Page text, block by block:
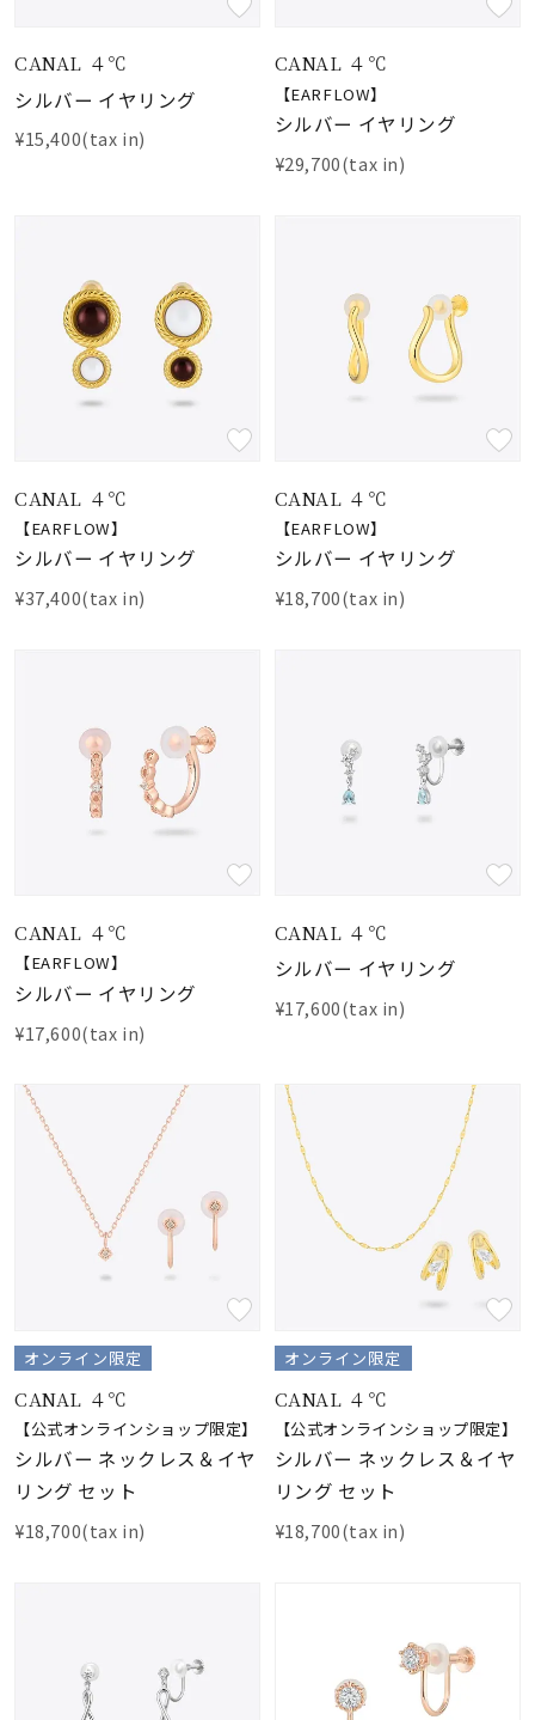
CANAL ４℃
シルバー イヤリング
¥15,400(tax in)
CANAL ４℃
【EARFLOW】
シルバー イヤリング
¥29,700(tax in)
CANAL ４℃
【EARFLOW】
シルバー イヤリング
¥37,400(tax in)
CANAL ４℃
【EARFLOW】
シルバー イヤリング
¥18,700(tax in)
CANAL ４℃
【EARFLOW】
シルバー イヤリング
¥17,600(tax in)
CANAL ４℃
シルバー イヤリング
¥17,600(tax in)
オンライン限定
CANAL ４℃
【公式オンラインショップ限定】
シルバー ネックレス＆イヤ
リング セット
¥18,700(tax in)
オンライン限定
CANAL ４℃
【公式オンラインショップ限定】
シルバー ネックレス＆イヤ
リング セット
¥18,700(tax in)